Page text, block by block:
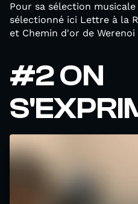
Pour sa sélection
sélectionné ici Lettre à la
et Chemin d'or de Werenoi
#2 ON